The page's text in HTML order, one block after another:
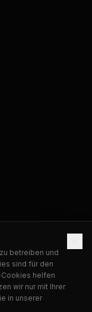
betreiben und
sind für den
helfen
wir nur mit Ihrer
in unserer